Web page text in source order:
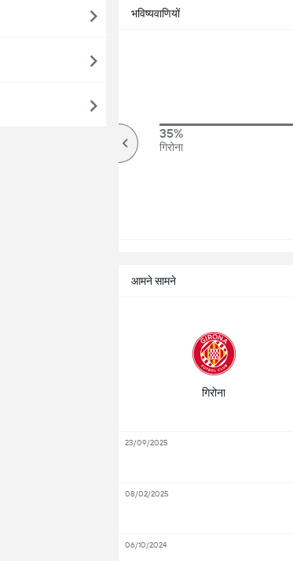
भविष्यवाणियों
35%
गिरोना
आमने सामने
गिरोना
23/09/2025
08/02/2025
06/10/2024